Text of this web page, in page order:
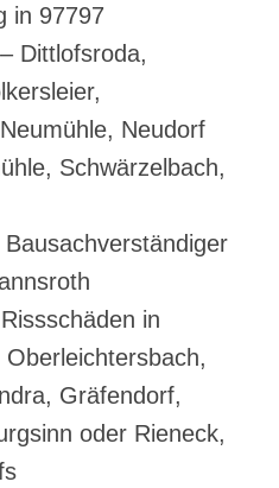
in 97797
Dittlofsroda,
Neudorf
Schwärzelbach,
in
Gräfendorf,
oder Rieneck,